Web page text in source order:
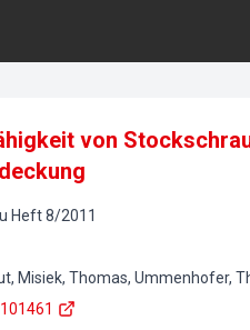
von
Heft8/2011
Misiek, Thomas, Ummenhofer,